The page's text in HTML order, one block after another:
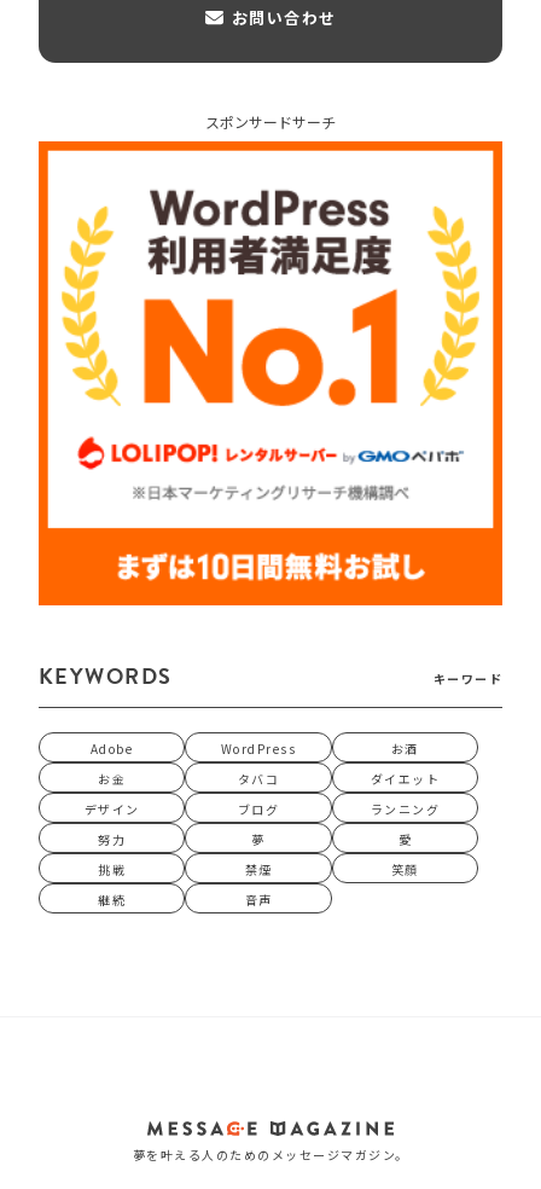
お問い合わせ
スポンサードサーチ
KEYWORDS キーワード
Adobe WordPress
お酒
お金
タバコ
ダイエット
デザイン
ブログ
ランニング
努力
夢
愛
挑戦
禁煙
笑顔
継続
音声
夢を叶える人のためのメッセージマガジン。